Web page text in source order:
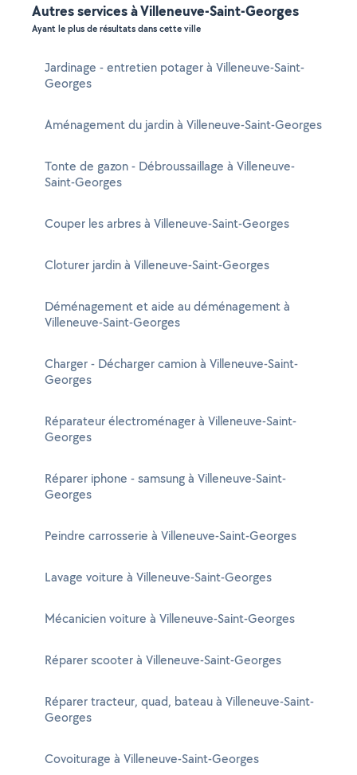
Autres services à Villeneuve-Saint-Georges
Ayant le plus de résultats dans cette ville
Jardinage - entretien potager à Villeneuve-Saint-
Georges
Aménagement du jardin à Villeneuve-Saint-Georges
Tonte de gazon - Débroussaillage à Villeneuve-
Saint-Georges
Couper les arbres à Villeneuve-Saint-Georges
Cloturer jardin à Villeneuve-Saint-Georges
Déménagement et aide au déménagement à
Villeneuve-Saint-Georges
Charger - Décharger camion à Villeneuve-Saint-
Georges
Réparateur électroménager à Villeneuve-Saint-
Georges
Réparer iphone - samsung à Villeneuve-Saint-
Georges
Peindre carrosserie à Villeneuve-Saint-Georges
Lavage voiture à Villeneuve-Saint-Georges
Mécanicien voiture à Villeneuve-Saint-Georges
Réparer scooter à Villeneuve-Saint-Georges
Réparer tracteur, quad, bateau à Villeneuve-Saint-
Georges
Covoiturage à Villeneuve-Saint-Georges